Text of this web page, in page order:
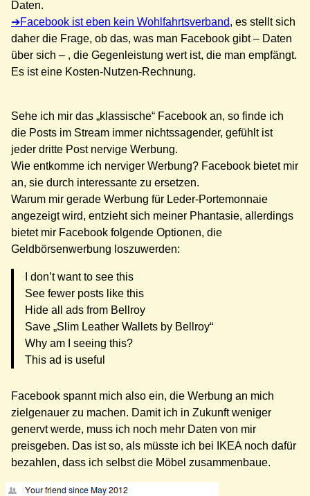
Daten.
Facebook ist eben kein Wohlfahrtsverband, es stellt sich
daher die Frage, ob das, was man Facebook gibt – Daten
über sich – , die Gegenleistung wert ist, die man empfängt.
Es ist eine Kosten-Nutzen-Rechnung.
Sehe ich mir das „klassische“ Facebook an, so finde ich
die Posts im Stream immer nichtssagender, gefühlt ist
jeder dritte Post nervige Werbung.
Wie entkomme ich nerviger Werbung? Facebook bietet mir
an, sie durch interessante zu ersetzen.
Warum mir gerade Werbung für Leder-Portemonnaie
angezeigt wird, entzieht sich meiner Phantasie, allerdings
bietet mir Facebook folgende Optionen, die
Geldbörsenwerbung loszuwerden:
I don’t want to see this
See fewer posts like this
Hide all ads from Bellroy
Save „Slim Leather Wallets by Bellroy“
Why am I seeing this?
This ad is useful
Facebook spannt mich also ein, die Werbung an mich
zielgenauer zu machen. Damit ich in Zukunft weniger
genervt werde, muss ich noch mehr Daten von mir
preisgeben. Das ist so, als müsste ich bei IKEA noch dafür
bezahlen, dass ich selbst die Möbel zusammenbaue.